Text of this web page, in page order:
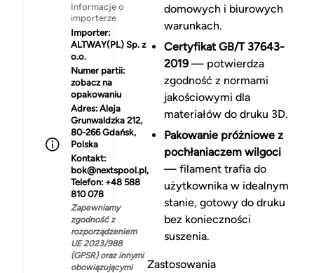
Informacje o
importerze
Importer:
ALTWAY(PL) Sp. z
o.o.
Numer partii:
zobacz na
opakowaniu
Adres: Aleja
Grunwaldzka 212,
80-266 Gdańsk,
Polska
Kontakt:
bok@nextspool.pl,
Telefon: +48 588
810 078
Zapewniamy
zgodność z
rozporządzeniem
UE 2023/988
(GPSR) oraz innymi
obowiązującymi
domowych i biurowych
warunkach.
Certyfikat GB/T 37643-
2019— potwierdza
zgodność z normami
jakościowymi dla
materiałów do druku 3D.
Pakowanie próżniowe z
pochłaniaczem wilgoci
— filament trafia do
użytkownika w idealnym
stanie, gotowy do druku
bez konieczności
suszenia.
Zastosowania